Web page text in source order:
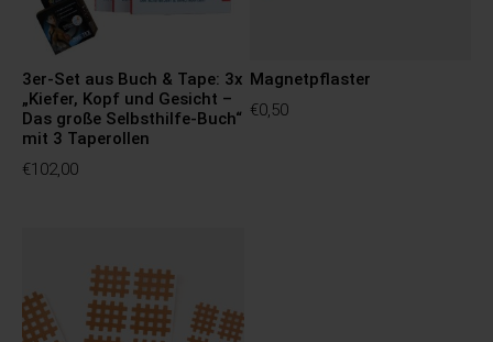
3er-Set aus Buch & Tape: 3x
„Kiefer, Kopf und Gesicht –
Das große Selbsthilfe-Buch“
mit 3 Taperollen
€102,00
Magnetpflaster
€0,50